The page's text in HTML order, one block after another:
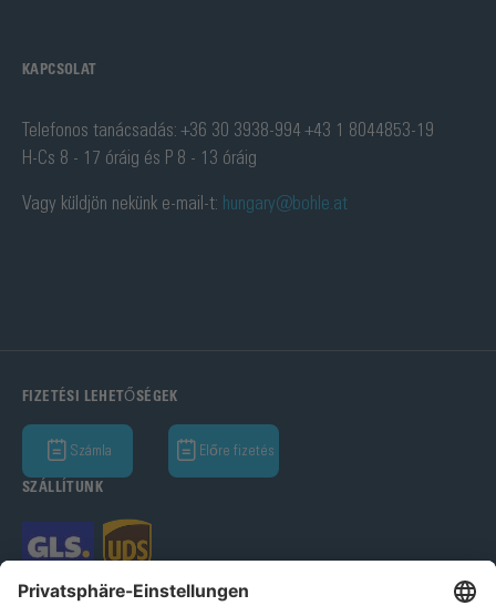
KAPCSOLAT
Telefonos tanácsadás: +36 30 3938-994 +43 1 8044853-19
H-Cs 8 - 17 óráig és P 8 - 13 óráig
Vagy küldjön nekünk e-mail-t: hungary@bohle.at
FIZETÉSI LEHETŐSÉGEK
Számla Előre fizetés
SZÁLLÍTUNK